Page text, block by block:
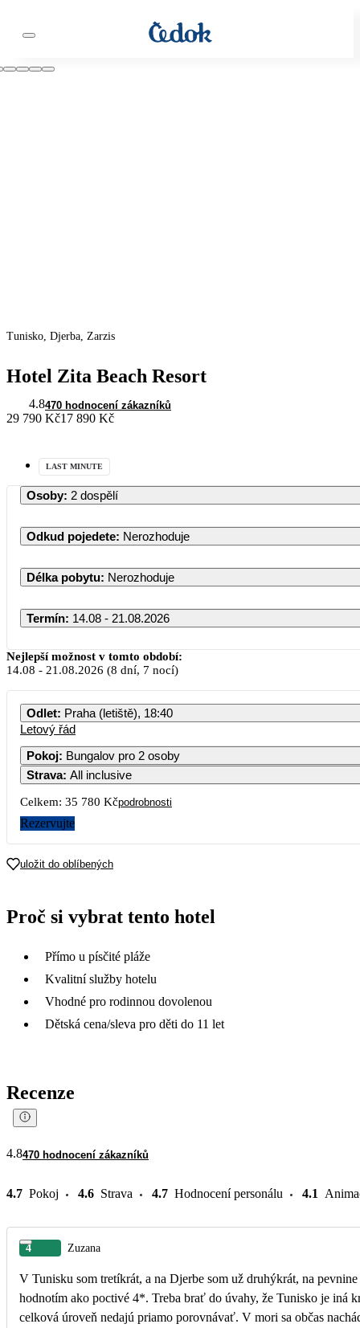
Tunisko, Djerba, Zarzis
Hotel Zita Beach Resort
4.8470 hodnocení zákazníků
29 790 Kč17 890 Kč
LAST MINUTE
Osoby: 2 dospělí
Odkud pojedete: Nerozhoduje
Délka pobytu: Nerozhoduje
Termín: 14.08 - 21.08.2026
Srpen
PO ÚT ST ČT
Nejlepší možnost v tomto období:
14.08 - 21.08.2026 (8 dní, 7 nocí)
Odlet: Praha (letiště), 18:40
Letový řád
Pokoj: Bungalov pro 2 osoby
Strava: All inclusive
Celkem: 35 780 Kčpodrobnosti
Rezervujte
uložit do oblíbených
Proč si vybrat tento hotel
Přímo u písčité pláže
Kvalitní služby hotelu
Vhodné pro rodinnou dovolenou
Dětská cena/sleva pro děti do 11 let
Recenze
4.8470 hodnocení zákazníků
4.7 Pokoj 4.6 Strava 4.7 Hodnocení personálu 4.1
4 Zuzana
V Tunisku som tretíkrát, a na Djerbe som už druhýkrát, na
hodnotím ako poctivé 4*. Treba brať do úvahy, že Tunisko je iná
celková úroveň nedajú priamo porovnávať. V mori sa občas nachádzajú riasy, čo je pre túto lokalitu úplne bežné a